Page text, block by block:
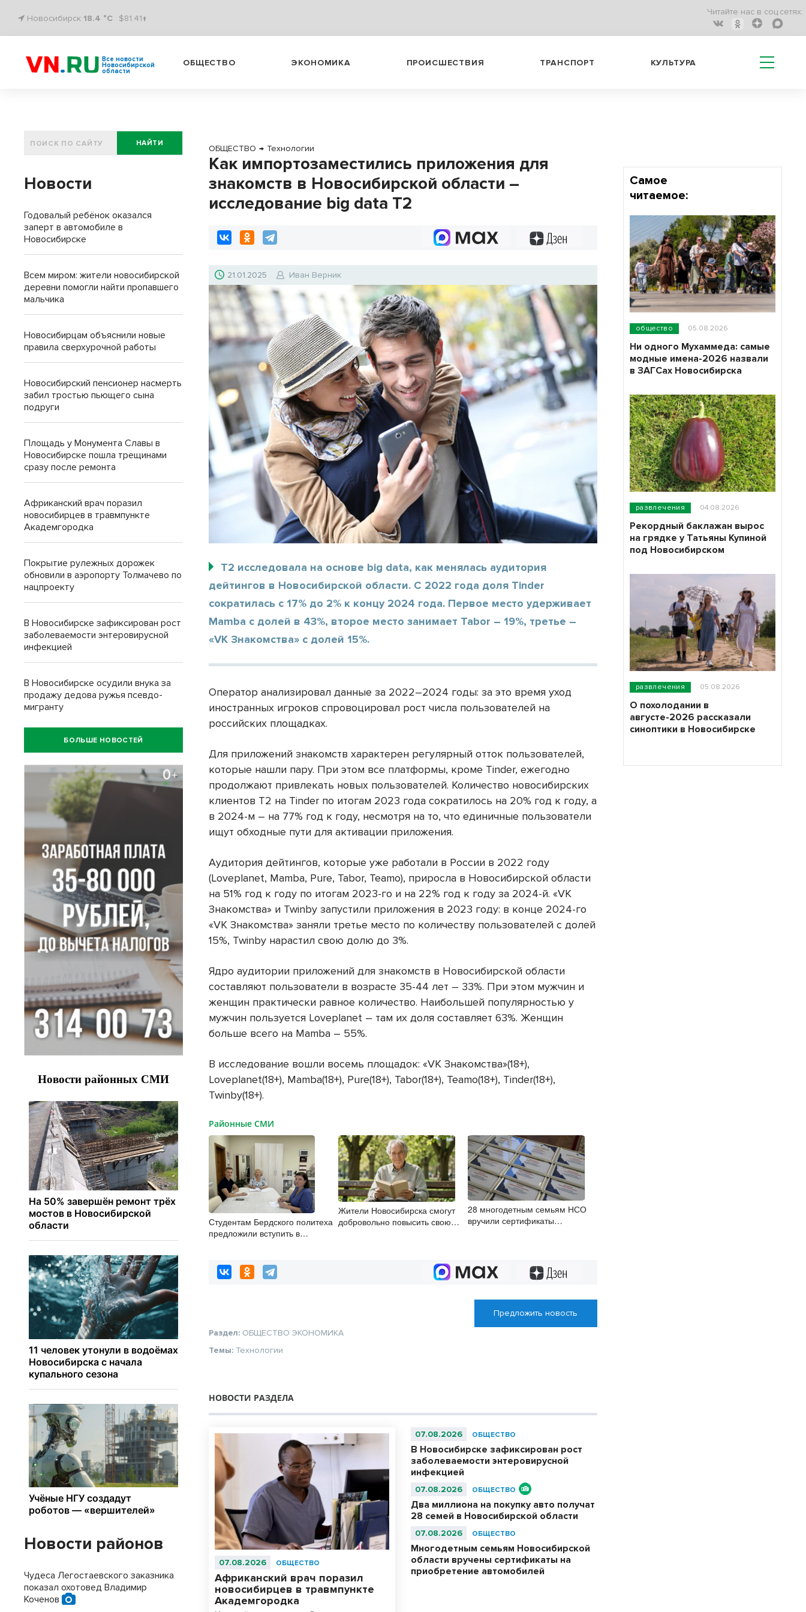
Новосибирск 18.4 °C $81.41↑
Читайте нас в соц.сетях:
Все новости
Новосибирской
области
ОБЩЕСТВО ЭКОНОМИКА ПРОИСШЕСТВИЯ ТРАНСПОРТ КУЛЬТУРА
ОБЩЕСТВО → Технологии
Как импортозаместились приложения для
знакомств в Новосибирской области –
исследование big data Т2
21.01.2025 Иван Верник
T2 исследовала на основе big data, как менялась аудитория
дейтингов в Новосибирской области. С 2022 года доля Tinder
сократилась с 17% до 2% к концу 2024 года. Первое место удерживает
Mamba с долей в 43%, второе место занимает Tabor – 19%, третье –
«VK Знакомства» с долей 15%.
Оператор анализировал данные за 2022–2024 годы: за это время уход
иностранных игроков спровоцировал рост числа пользователей на
российских площадках.
Для приложений знакомств характерен регулярный отток пользователей,
которые нашли пару. При этом все платформы, кроме Tinder, ежегодно
продолжают привлекать новых пользователей. Количество новосибирских
клиентов Т2 на Tinder по итогам 2023 года сократилось на 20% год к году, а
в 2024-м – на 77% год к году, несмотря на то, что единичные пользователи
ищут обходные пути для активации приложения.
Аудитория дейтингов, которые уже работали в России в 2022 году
(Loveplanet, Mamba, Pure, Tabor, Teamo), приросла в Новосибирской области
на 51% год к году по итогам 2023-го и на 22% год к году за 2024-й. «VK
Знакомства» и Twinby запустили приложения в 2023 году: в конце 2024-го
«VK Знакомства» заняли третье место по количеству пользователей с долей
15%, Twinby нарастил свою долю до 3%.
Ядро аудитории приложений для знакомств в Новосибирской области
составляют пользователи в возрасте 35-44 лет – 33%. При этом мужчин и
женщин практически равное количество. Наибольшей популярностью у
мужчин пользуется Loveplanet – там их доля составляет 63%. Женщин
больше всего на Mamba – 55%.
В исследование вошли восемь площадок: «VK Знакомства»(18+),
Loveplanet(18+), Mamba(18+), Pure(18+), Tabor(18+), Teamo(18+), Tinder(18+),
Twinby(18+).
Районные СМИ
Студентам Бердского политеха
предложили вступить в
Жители Новосибирска смогут
добровольно повысить свою
28 многодетным семьям НСО
вручили сертификаты
Предложить новость
Раздел: ОБЩЕСТВО ЭКОНОМИКА
Темы: Технологии
НОВОСТИ РАЗДЕЛА
07.08.2026 ОБЩЕСТВО
Африканский врач поразил
новосибирцев в травмпункте
Академгородка
07.08.2026 ОБЩЕСТВО
В Новосибирске зафиксирован рост
заболеваемости энтеровирусной
инфекцией
07.08.2026 ОБЩЕСТВО
Два миллиона на покупку авто получат
28 семей в Новосибирской области
07.08.2026 ОБЩЕСТВО
Многодетным семьям Новосибирской
области вручены сертификаты на
приобретение автомобилей
НАЙТИ
Новости
Годовалый ребёнок оказался
заперт в автомобиле в
Новосибирске
Всем миром: жители новосибирской
деревни помогли найти пропавшего
мальчика
Новосибирцам объяснили новые
правила сверхурочной работы
Новосибирский пенсионер насмерть
забил тростью пьющего сына
подруги
Площадь у Монумента Славы в
Новосибирске пошла трещинами
сразу после ремонта
Африканский врач поразил
новосибирцев в травмпункте
Академгородка
Покрытие рулежных дорожек
обновили в аэропорту Толмачево по
нацпроекту
В Новосибирске зафиксирован рост
заболеваемости энтеровирусной
инфекцией
В Новосибирске осудили внука за
продажу дедова ружья псевдо-
мигранту
БОЛЬШЕ НОВОСТЕЙ
Новости районов
Чудеса Легостаевского заказника
показал охотовед Владимир
Коченов
Самое
читаемое:
общество 05.08.2026
Ни одного Мухаммеда: самые
модные имена-2026 назвали
в ЗАГСах Новосибирска
развлечения 04.08.2026
Рекордный баклажан вырос
на грядке у Татьяны Купиной
под Новосибирском
развлечения 05.08.2026
О похолодании в
августе-2026 рассказали
синоптики в Новосибирске